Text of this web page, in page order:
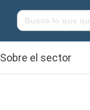
Sobre el sector